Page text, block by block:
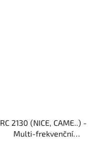
RC 2130 (NICE, CAME..) -
Multi-frekvenční